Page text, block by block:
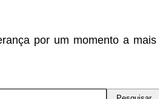
por um momento a mais